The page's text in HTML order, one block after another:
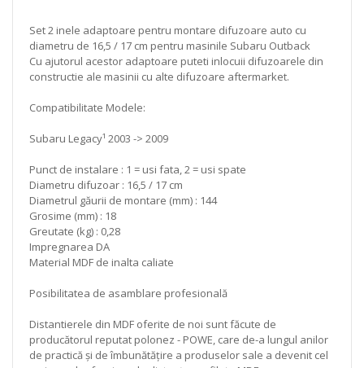
Set 2 inele adaptoare pentru montare difuzoare auto cu
diametru de 16,5 / 17 cm pentru masinile Subaru Outback
Cu ajutorul acestor adaptoare puteti inlocuii difuzoarele din
constructie ale masinii cu alte difuzoare aftermarket.
Compatibilitate Modele:
Subaru Legacy¹ 2003 -> 2009
Punct de instalare : 1 = usi fata, 2 = usi spate
Diametru difuzoar : 16,5 / 17 cm
Diametrul găurii de montare (mm) : 144
Grosime (mm) : 18
Greutate (kg) : 0,28
Impregnarea DA
Material MDF de inalta caliate
Posibilitatea de asamblare profesională
Distantierele din MDF oferite de noi sunt făcute de
producătorul reputat polonez - POWE, care de-a lungul anilor
de practică și de îmbunătățire a produselor sale a devenit cel